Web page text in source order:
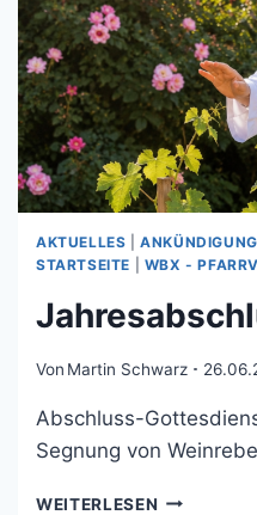
AKTUELLES |ANKÜNDIGUNG
STARTSEITE
WBX -
Von Martin Schwarz
Abschluss-
Segnung von
WEITERLESEN